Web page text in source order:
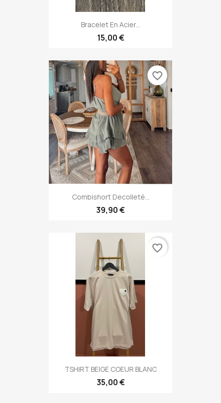
Bracelet En Acier...
15,00 €
Combishort Decolleté...
39,90 €
favorite_border
TSHIRT BEIGE COEUR BLANC
35,00 €
favorite_border